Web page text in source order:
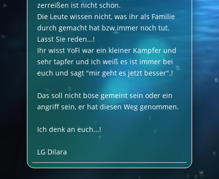
zerreißen ist nicht schön.
Die Leute wissen nicht, was ihr als Familie
durch gemacht hat bzw immer noch tut.
Lasst Sie reden...!
Ihr wisst YoFi war ein kleiner Kämpfer und
sehr tapfer und ich weiß es ist immer bei
euch und sagt "mir geht es jetzt besser".!
Das soll nicht böse gemeint sein oder ein
angriff sein, er hat diesen Weg genommen.
Ich denk an euch...!
LG Dilara